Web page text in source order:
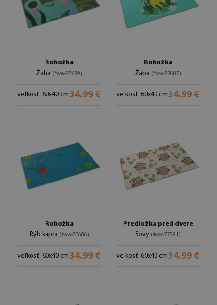
Rohožka
Žaba (#ww-77689)
veľkosť: 60x40 cm34.99 €
Rohožka
Žaba (#ww-77687)
veľkosť: 60x40 cm34.99 €
Rohožka
Rýb kapra (#ww-77686)
veľkosť: 60x40 cm34.99 €
Predložka pred dvere
Sovy (#ww-77581)
veľkosť: 60x40 cm34.99 €